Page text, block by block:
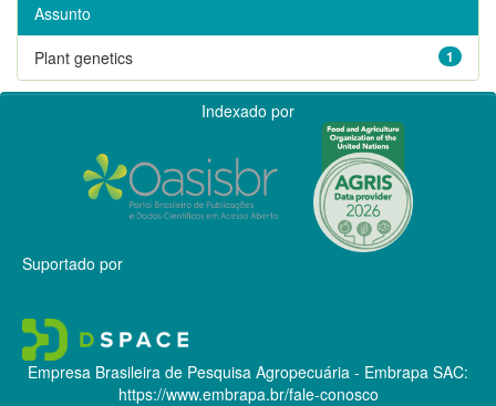
Assunto
1
Plant genetics
Indexado por
Suportado por
Empresa Brasileira de Pesquisa Agropecuária - Embrapa SAC:
https://www.embrapa.br/fale-conosco